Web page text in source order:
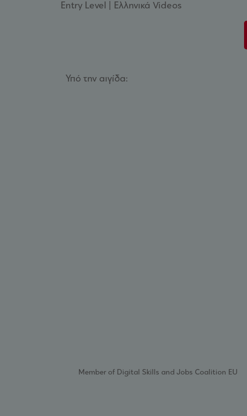
Entry Level | Ελληνικά Videos
Υπό την αιγίδα:
Member of Digital Skills and Jobs Coalition EU